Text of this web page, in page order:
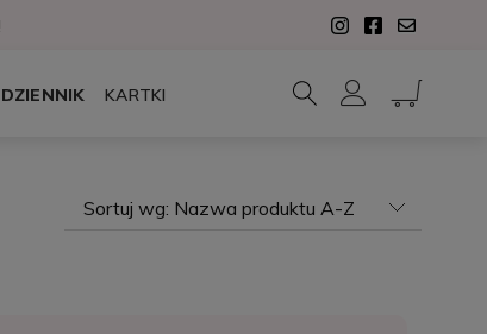
DZIENNIK KARTKI
Sortuj wg: Nazwa produktu A-Z